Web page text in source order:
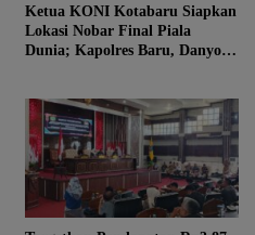
Ketua KONI Kotabaru Siapkan
Lokasi Nobar Final Piala
Dunia; Kapolres Baru, Danyon